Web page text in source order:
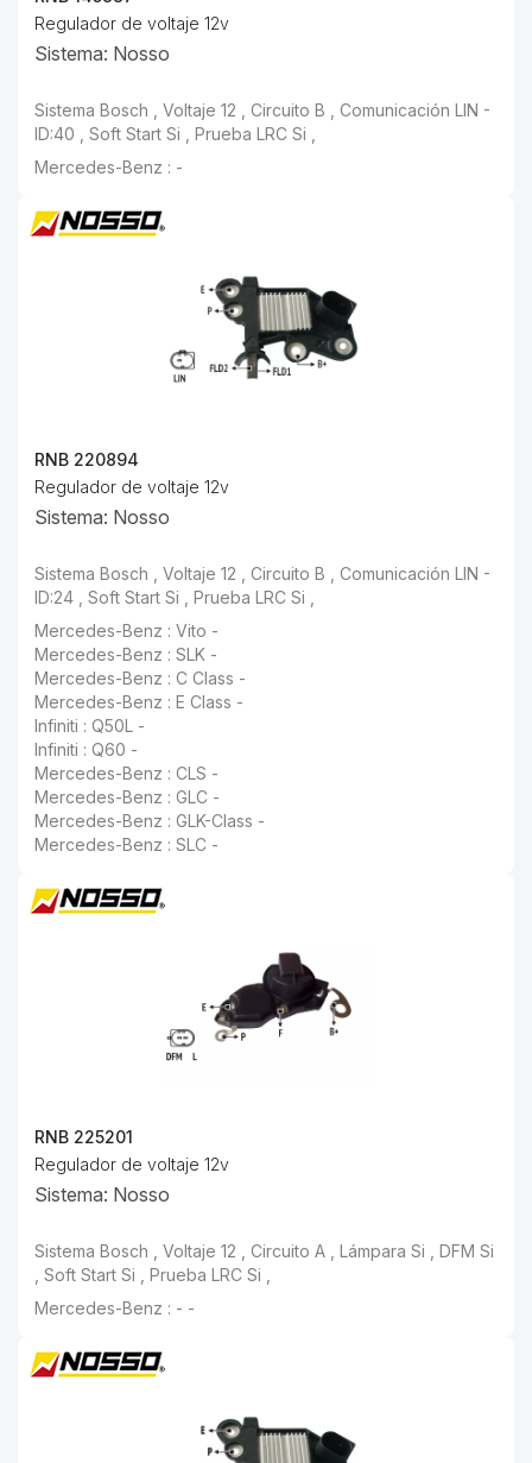
Regulador de voltaje 12v
Sistema: Nosso
Sistema Bosch , Voltaje 12 , Circuito B , Comunicación LIN - ID:40 , Soft Start Si , Prueba LRC Si ,
Mercedes-Benz : -
RNB 220894
Regulador de voltaje 12v
Sistema: Nosso
Sistema Bosch , Voltaje 12 , Circuito B , Comunicación LIN - ID:24 , Soft Start Si , Prueba LRC Si ,
Mercedes-Benz : Vito -
Mercedes-Benz : SLK -
Mercedes-Benz : C Class -
Mercedes-Benz : E Class -
Infiniti : Q50L -
Infiniti : Q60 -
Mercedes-Benz : CLS -
Mercedes-Benz : GLC -
Mercedes-Benz : GLK-Class -
Mercedes-Benz : SLC -
RNB 225201
Regulador de voltaje 12v
Sistema: Nosso
Sistema Bosch , Voltaje 12 , Circuito A , Lámpara Si , DFM Si , Soft Start Si ,
Mercedes-Benz : - -